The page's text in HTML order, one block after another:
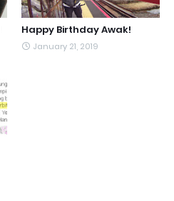
Happy Birthday Awak!
January 21, 2019